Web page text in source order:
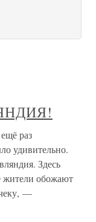
раз
удивительно.
Здесь
жители обожают
—